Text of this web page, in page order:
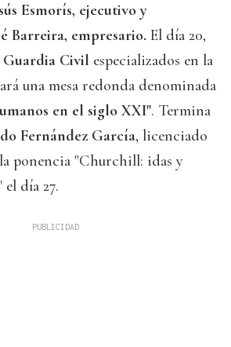
Esmorís, ejecutivo y
Barreira, empresario. El día 20,
Guardia Civil especializados en la
una mesa redonda denominada
en el siglo XXI". Termina
Fernández García, licenciado
ponencia "Churchill: idas y
día 27.